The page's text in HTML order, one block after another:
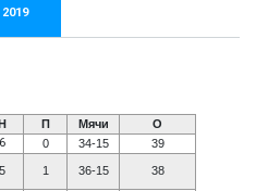
П Мячи
О
6 0 34-15 39
5 1 36-15 38